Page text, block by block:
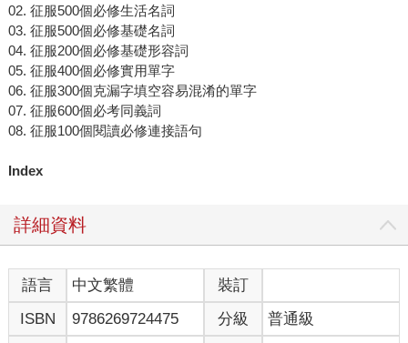
02. 征服500個必修生活名詞
03. 征服500個必修基礎名詞
04. 征服200個必修基礎形容詞
05. 征服400個必修實用單字
06. 征服300個克漏字填空容易混淆的單字
07. 征服600個必考同義詞
08. 征服100個閱讀必修連接語句
Index
詳細資料
語言 中文繁體
裝訂
ISBN
9786269724475 分級 普通級